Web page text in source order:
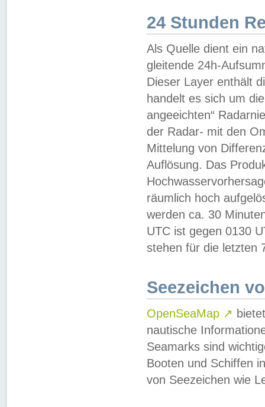
24 Stunden
Als Quelle dient ein
gleitende 24h-
Dieser Layer enthält
handelt es sich um
angeeichten“
der Radar- mit den
Mittelung von
Auflösung. Das
räumlich hoch
werden ca. 30
UTC ist gegen 0130
stehen für die letzten
Seezeichen
OpenSeaMap ↗
nautische
Seamarks sind
Booten und Schiffen
von Seezeichen wie